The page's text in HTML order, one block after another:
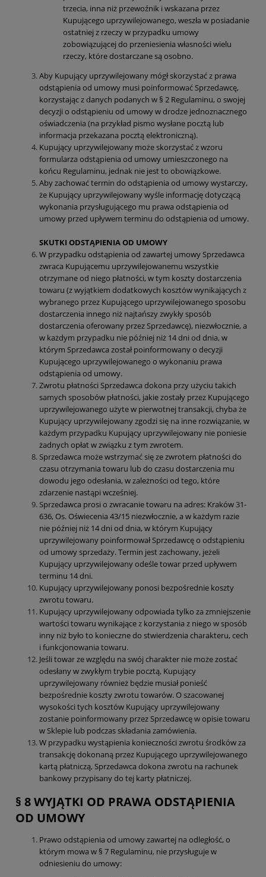
trzecia, inna niż przewoźnik i wskazana przez
Kupującego uprzywilejowanego, weszła w posiadanie
ostatniej z rzeczy w przypadku umowy
zobowiązującej do przeniesienia własności wielu
rzeczy, które dostarczane są osobno.
Aby Kupujący uprzywilejowany mógł skorzystać z prawa
odstąpienia od umowy musi poinformować Sprzedawcę,
korzystając z danych podanych w § 2 Regulaminu, o swojej
decyzji o odstąpieniu od umowy w drodze jednoznacznego
oświadczenia (na przykład pismo wysłane pocztą lub
informacja przekazana pocztą elektroniczną).
Kupujący uprzywilejowany może skorzystać z wzoru
formularza odstąpienia od umowy umieszczonego na
końcu Regulaminu, jednak nie jest to obowiązkowe.
Aby zachować termin do odstąpienia od umowy wystarczy,
że Kupujący uprzywilejowany wyśle informację dotyczącą
wykonania przysługującego mu prawa odstąpienia od
umowy przed upływem terminu do odstąpienia od umowy.
SKUTKI ODSTĄPIENIA OD UMOWY
W przypadku odstąpienia od zawartej umowy Sprzedawca
zwraca Kupującemu uprzywilejowanemu wszystkie
otrzymane od niego płatności, w tym koszty dostarczenia
towaru (z wyjątkiem dodatkowych kosztów wynikających z
wybranego przez Kupującego uprzywilejowanego sposobu
dostarczenia innego niż najtańszy zwykły sposób
dostarczenia oferowany przez Sprzedawcę), niezwłocznie, a
w każdym przypadku nie później niż 14 dni od dnia, w
którym Sprzedawca został poinformowany o decyzji
Kupującego uprzywilejowanego o wykonaniu prawa
odstąpienia od umowy.
Zwrotu płatności Sprzedawca dokona przy użyciu takich
samych sposobów płatności, jakie zostały przez Kupującego
uprzywilejowanego użyte w pierwotnej transakcji, chyba że
Kupujący uprzywilejowany zgodzi się na inne rozwiązanie, w
każdym przypadku Kupujący uprzywilejowany nie poniesie
żadnych opłat w związku z tym zwrotem.
Sprzedawca może wstrzymać się ze zwrotem płatności do
czasu otrzymania towaru lub do czasu dostarczenia mu
dowodu jego odesłania, w zależności od tego, które
zdarzenie nastąpi wcześniej.
Sprzedawca prosi o zwracanie towaru na adres: Kraków 31-
636, Os. Oświecenia 43/15 niezwłocznie, a w każdym razie
nie później niż 14 dni od dnia, w którym Kupujący
uprzywilejowany poinformował Sprzedawcę o odstąpieniu
od umowy sprzedaży. Termin jest zachowany, jeżeli
Kupujący uprzywilejowany odeśle towar przed upływem
terminu 14 dni.
Kupujący uprzywilejowany ponosi bezpośrednie koszty
zwrotu towaru.
Kupujący uprzywilejowany odpowiada tylko za zmniejszenie
wartości towaru wynikające z korzystania z niego w sposób
inny niż było to konieczne do stwierdzenia charakteru, cech
i funkcjonowania towaru.
Jeśli towar ze względu na swój charakter nie może zostać
odesłany w zwykłym trybie pocztą, Kupujący
uprzywilejowany również będzie musiał ponieść
bezpośrednie koszty zwrotu towarów. O szacowanej
wysokości tych kosztów Kupujący uprzywilejowany
zostanie poinformowany przez Sprzedawcę w opisie towaru
w Sklepie lub podczas składania zamówienia.
W przypadku wystąpienia konieczności zwrotu środków za
transakcję dokonaną przez Kupującego uprzywilejowanego
kartą płatniczą, Sprzedawca dokona zwrotu na rachunek
bankowy przypisany do tej karty płatniczej.
§ 8 WYJĄTKI OD PRAWA ODSTĄPIENIA
OD UMOWY
Prawo odstąpienia od umowy zawartej na odległość, o
którym mowa w § 7 Regulaminu, nie przysługuje w
odniesieniu do umowy: